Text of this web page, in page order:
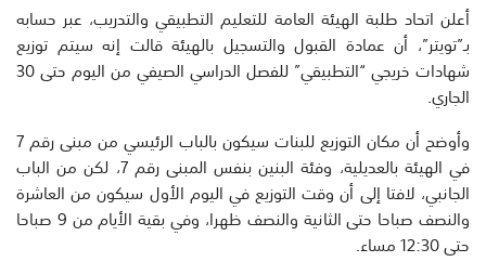
أعلن اتحاد طلبة الهيئة العامة للتعليم التطبيقي والتدريب، عبر حسابه
بـ”تويتر”، أن عمادة القبول والتسجيل بالهيئة قالت إنه سيتم توزيع
شهادات خريجي “التطبيقي” للفصل الدراسي الصيفي من اليوم حتى 30
الجاري.
وأوضح أن مكان التوزيع للبنات سيكون بالباب الرئيسي من مبنى رقم 7
في الهيئة بالعديلية، وفئة البنين بنفس المبنى رقم 7، لكن من الباب
الجانبي، لافتا إلى أن وقت التوزيع في اليوم الأول سيكون من العاشرة
والنصف صباحا حتى الثانية والنصف ظهرا، وفي بقية الأيام من 9 صباحا
حتى 12:30 مساء.